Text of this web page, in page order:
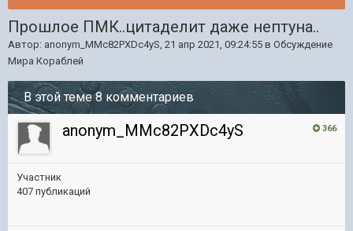
Прошлое ПМК..цитаделит даже нептуна..
Автор: anonym_MMc82PXDc4yS, 21 апр 2021, 09:24:55 в Обсуждение
Мира Кораблей
В этой теме 8 комментариев
366
anonym_MMc82PXDc4yS
Участник
407 публикаций